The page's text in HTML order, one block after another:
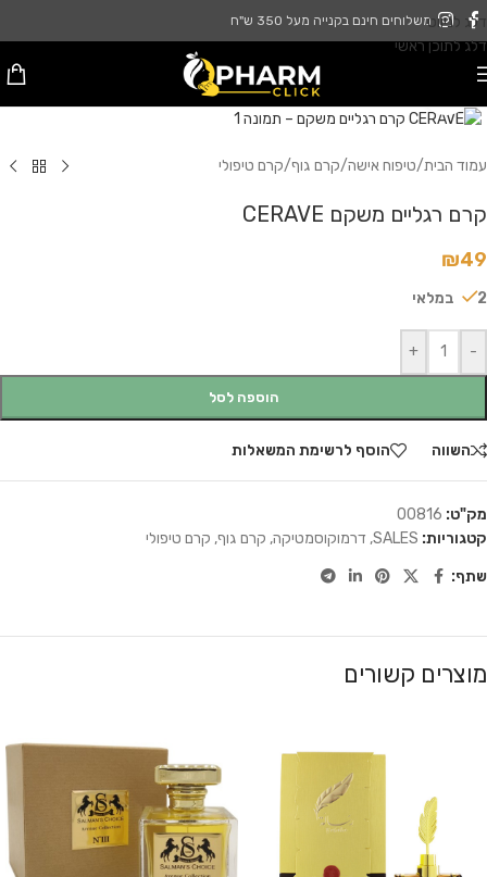
דלג לניווט
דלג לתוכן ראשי
משלוחים חינם בקנייה מעל 350 ש"ח
עמוד הבית/טיפוח אישה/קרם גוף/קרם טיפולי
קרם רגליים משקם CERAVE
₪49
2 במלאי
-
+
הוספה לסל
השווה הוסף לרשימת המשאלות
מק"ט: 00816
קטגוריות: SALES
, דרמוקוסמטיקה, קרם גוף, קרם טיפולי
שתף:
מוצרים קשורים